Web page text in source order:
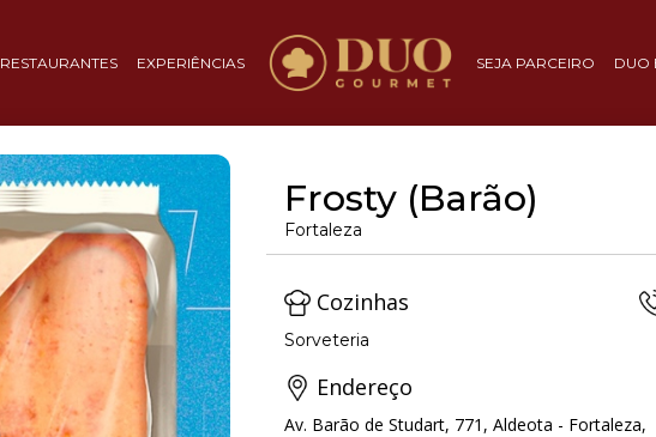
RESTAURANTES EXPERIÊNCIAS SEJA PARCEIRO DUO
Frosty (Barão)
Fortaleza
Cozinhas
Sorveteria
Endereço
Av. Barão de Studart, 771, Aldeota - Fortaleza,